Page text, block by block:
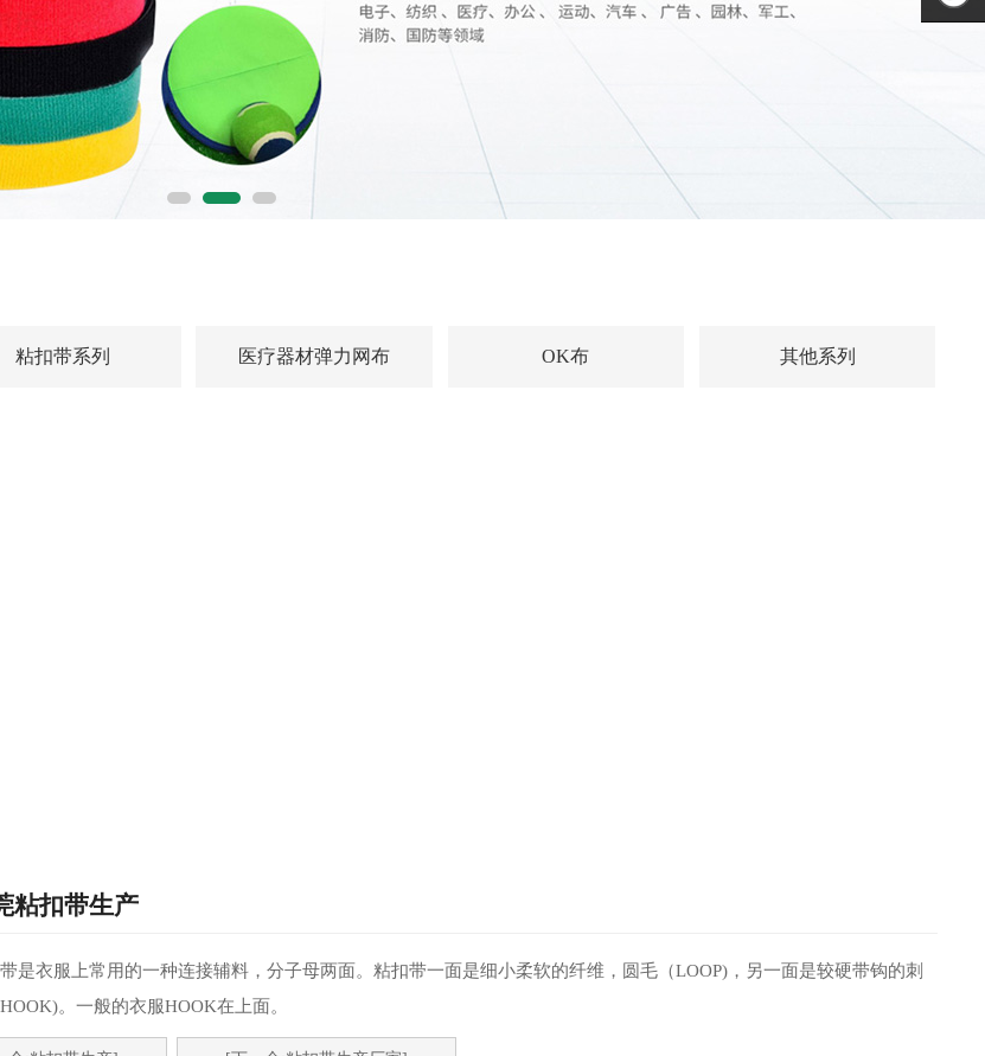
粘扣带系列 医疗器材弹力网布 OK布 其他系列
粘扣带生产
是衣服上常用的一种连接辅料，分子母两面。粘扣带一面是细小柔软的纤维，圆毛（LOOP)，另一面是较硬带钩的刺
。一般的衣服HOOK在上面。